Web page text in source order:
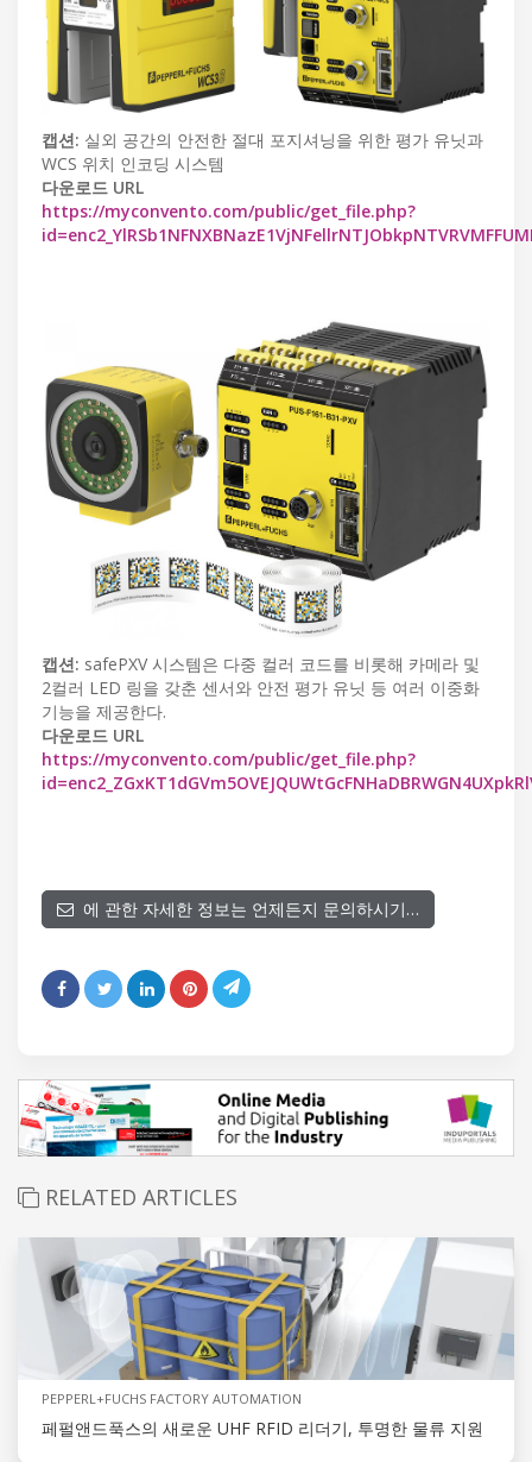
캡션: 실외 공간의 안전한 절대 포지셔닝을 위한 평가 유닛과
WCS 위치 인코딩 시스템
다운로드 URL
https://myconvento.com/public/get_file.php?
캡션: safePXV 시스템은 다중 컬러 코드를 비롯해 카메라 및
2컬러 LED 링을 갖춘 센서와 안전 평가 유닛 등 여러 이중화
기능을 제공한다.
다운로드 URL
https://myconvento.com/public/get_file.php?
에 관한 자세한 정보는 언제든지 문의하시기…
RELATED ARTICLES
PEPPERL+FUCHS FACTORY AUTOMATION
페펄앤드푹스의 새로운 UHF RFID 리더기, 투명한 물류 지원